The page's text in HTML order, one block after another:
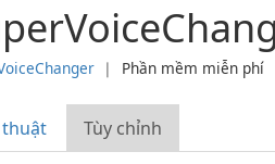
❘ Phần mềm miễn phí
thuật Tùy chỉnh